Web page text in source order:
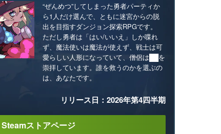
“ぜんめつ”してしまった勇者パーティか
ら1人だけ選んで、ともに迷宮からの脱
出を目指すダンジョン探索RPGです。
ただし勇者は「はい/いいえ」しか喋れ
ず、魔法使いは魔法が使えず、戦士は可
愛らしい人形になっていて、僧侶は██を
崇拝しています。誰を救うのかを選ぶの
は、あなたです。
リリース日：2026年第4四半期
Steamストアページ